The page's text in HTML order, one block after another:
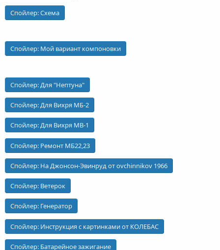
Спойлер:Схема
Спойлер: Мой вариант компоновки
Спойлер:Для "Нептуна"
Спойлер:Для Вихря МБ-2
Спойлер:Для Вихря МВ-1
Спойлер: Ремонт МБ22,23
Спойлер: На Джонсон-Эвинруд от ovchinnikov 1966
Спойлер: Ветерок
Спойлер: Генератор
Спойлер: Инструкция с картинками от КОЛЕБАC
Спойлер: Батарейное зажигание